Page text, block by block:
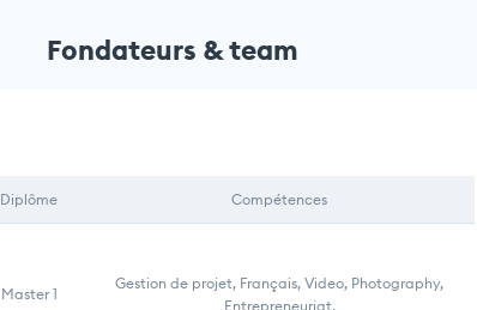
Fondateurs & team
Diplôme Compétences
Master 1
Gestion de projet, Français, Video, Photography,
Entrepreneuriat,